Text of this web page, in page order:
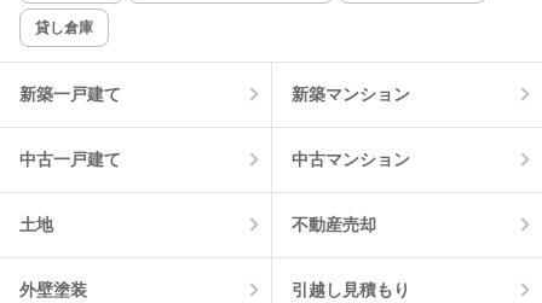
該当件数:
0件
貸し倉庫
新築一戸建て 新築マンション
中古一戸建て 中古マンション
土地 不動産売却
外壁塗装 引越し見積もり